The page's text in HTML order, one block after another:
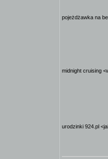
pojeżdżawka na
midnight cruising
urodzinki 924.pl